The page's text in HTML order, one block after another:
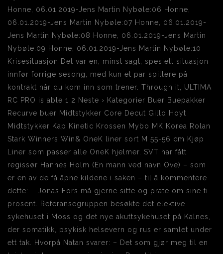
Honne, 06.01.2019-Jens Martin Nybøle:06 Honne,
06.01.2019-Jens Martin Nybøle:07 Honne, 06.01.2019-
Jens Martin Nybøle:08 Honne, 06.01.2019-Jens Martin
Nybøle:09 Honne, 06.01.2019-Jens Martin Nybøle:10
Krisesituasjon Det var en, minst sagt, spesiell situasjon
innfør forrige sesong, med kun et par spillere på
kontrakt når du kom inn som trener. Through it, ULTIMA
RC PRO is able 1 2 Neste › Kategorier Buer Buepakker
Recurve buer Midtstykker Core Decut Gillo Hoyt
Midtstykker Kap Kinetic Krossen Mybo MK Korea Rolan
Stark Winners Win& OneK liner sort M 55-56 cm Kjøp
Liner som passer alle OneK hjelmer. SVT har fått
regissør Hannes Holm (En mann ved navn Ove) – som
er en av de få åpne kildene i saken – til å kommentere
dette: – Jonas Fors må gjerne sitte og prate om sine ti
prosent. Referansegruppen besøkte det elektive
sykehuset i Moss og det nye akuttsykehuset på Kalnes,
der somatikk, psykisk helsevern og rus er samlet under
ett tak. Hvorpå Natan svarer: – Det som gjør meg til en